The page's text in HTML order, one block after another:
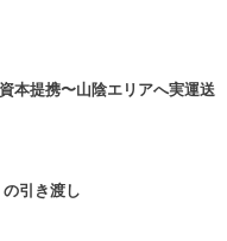
本提携〜山陰エリアへ実運送
引き渡し